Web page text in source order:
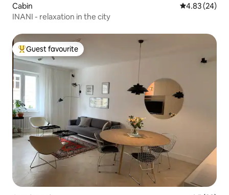
Cabin 4.83 out of 5
4.83 (24)
INANI - relaxation in the city
Top guest favourite
Guest favourite